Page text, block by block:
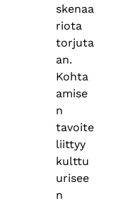
skenaa
riota
torjuta
an.
Kohta
amise
n
tavoite
liittyy
kulttu
urisee
n